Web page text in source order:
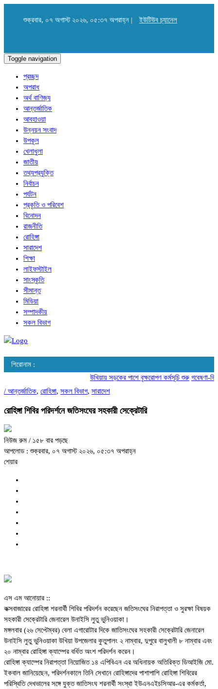
শুক্রবার, ০৭ অগাস্ট ২০২৬, ০৫:৩৭ অপরাহ্ন | ইউটিউব চ্যানেল
Toggle navigation
প্রচ্ছদ
অপরাধ
অর্থ বাণিজ্য
আন্তর্জাতিক
আবহাওয়া
উন্নয়ন সংবাদ
উপকূল
খেলাধুলা
জাতীয়
তথ্যপ্রযুক্তি
নির্বাচন
পর্যটন
প্রকৃতি ও পরিবেশ
বিনোদন
রাজনীতি
রোহিঙ্গা
সারাদেশ
শিক্ষা
লাইফস্টাইল
সাংস্কৃতি
সীমান্ত
মিডিয়া
সম্পাদকীয়
সকল বিভাগ
শিরোনাম :
উখিয়ায় সড়কের পাশে বৃক্ষরোপণ কর্মসূচি শুরু গবেষণা-
/ আন্তর্জাতিক, রোহিঙ্গা, সকল বিভাগ, সারাদেশ
রোহিঙ্গা শিবির পরিদর্শনে জতিসংঘের সহকারী সেক্রেটারি
নিউজ রুম / ১৫৮ বার পড়ছে
আপলোড : শুক্রবার, ০৭ অগাস্ট ২০২৬, ০৫:৩৭ অপরাহ্ন
শেয়ার
এস এম আনোয়ার ::
কক্সবাজারের রোহিঙ্গা শরনার্থী শিবির পরিদর্শন করেছেন জতিসংঘের নিরাপত্তা ও সুরক্ষা বিষয়ক
সহকারী সেক্রেটারি জেনারেল উনাইসি লুতু ভুনিওয়াকা।
মঙ্গলবার (২৬ সেপ্টেম্বর) বেলা এগারোটার দিকে জাতিসংঘের সহকারী সেক্রেটারি জেনারেল
উনাইসি লুতু ভুনিওয়াকা উখিয়া উপজেলার কুতুপালং ২ নাম্বার, দুপুরে বালুখালী ৮ নাম্বার এবং
২০ নাম্বার রোহিঙ্গা ক্যাম্পের বর্ধিত অংশ পরিদর্শন করেন।
রোহিঙ্গা ক্যাম্পের নিরাপত্তা নিয়োজিত ১৪ এপিবিএন এর অধিনায়ক অতিরিক্ত ডিআইজি মো.
ইকবাল জানিয়েছেন, পরিদর্শনকালে তিনি সেখানে রোহিঙ্গাদের পাশাপাশি রোহিঙ্গা শিবিরের
পরিস্থিতি দেখভালের সঙ্গে যুক্ত জাতিসংঘ শরনার্থী সংস্থা ইউএনএইচসিআর-এর কর্মকর্তা,